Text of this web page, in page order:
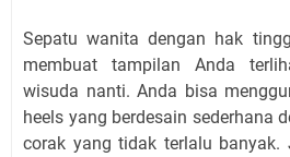
Sepatu wanita dengan hak
membuat tampilan Anda
wisuda nanti. Anda bisa
heels yang berdesain sederhana
corak yang tidak terlalu banyak.